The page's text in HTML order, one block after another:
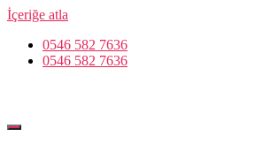
İçeriğe atla
0546 582 7636
0546 582 7636